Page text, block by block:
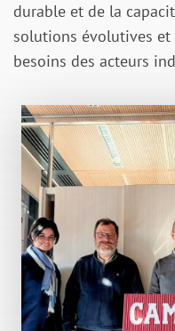
durable et de la
solutions évolutives
besoins des acteurs